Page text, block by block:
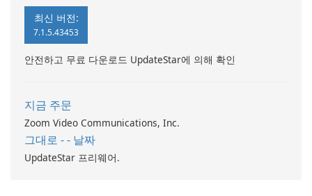
최신 버전:
7.1.5.43453
안전하고 무료 다운로드 UpdateStar에 의해 확인
지금 주문
Zoom Video Communications, Inc.
그대로 - - 날짜
UpdateStar 프리웨어.